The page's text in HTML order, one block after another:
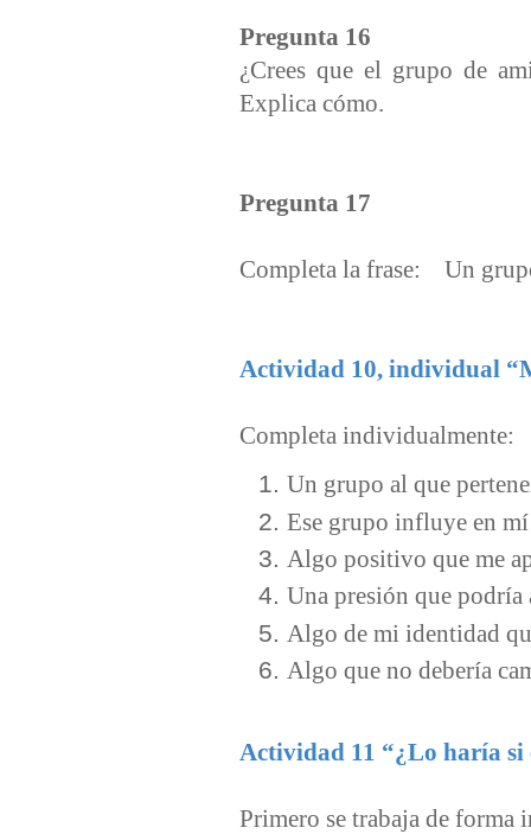
Pregunta 16
¿Crees que el grupo de
Explica cómo.
Pregunta 17
Completa la frase: Un
Actividad 10, individual
Completa individualmente:
Un grupo al que
Ese grupo influye en
Algo positivo que me
Una presión que
Algo de mi identidad
Algo que no debería
Actividad 11 “¿Lo haría si
Primero se trabaja de forma